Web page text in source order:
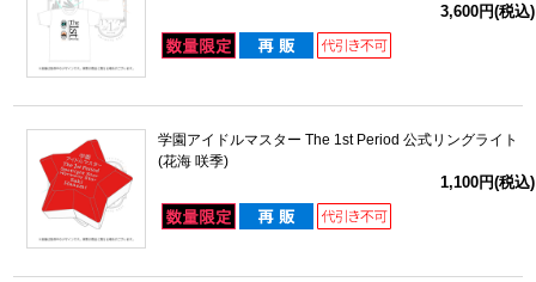
3,600円(税込)
学園アイドルマスター The 1st Period 公式リングライト
(花海 咲季)
1,100円(税込)